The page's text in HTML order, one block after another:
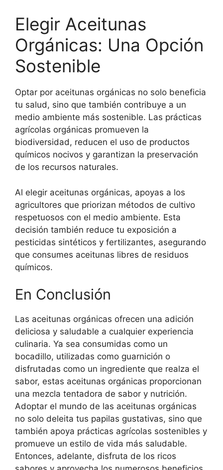
Elegir Aceitunas
Orgánicas: Una Opción
Sostenible
Optar por aceitunas orgánicas no solo beneficia
tu salud, sino que también contribuye a un
medio ambiente más sostenible. Las prácticas
agrícolas orgánicas promueven la
biodiversidad, reducen el uso de productos
químicos nocivos y garantizan la preservación
de los recursos naturales.
Al elegir aceitunas orgánicas, apoyas a los
agricultores que priorizan métodos de cultivo
respetuosos con el medio ambiente. Esta
decisión también reduce tu exposición a
pesticidas sintéticos y fertilizantes, asegurando
que consumes aceitunas libres de residuos
químicos.
En Conclusión
Las aceitunas orgánicas ofrecen una adición
deliciosa y saludable a cualquier experiencia
culinaria. Ya sea consumidas como un
bocadillo, utilizadas como guarnición o
disfrutadas como un ingrediente que realza el
sabor, estas aceitunas orgánicas proporcionan
una mezcla tentadora de sabor y nutrición.
Adoptar el mundo de las aceitunas orgánicas
no solo deleita tus papilas gustativas, sino que
también apoya prácticas agrícolas sostenibles y
promueve un estilo de vida más saludable.
Entonces, adelante, disfruta de los ricos